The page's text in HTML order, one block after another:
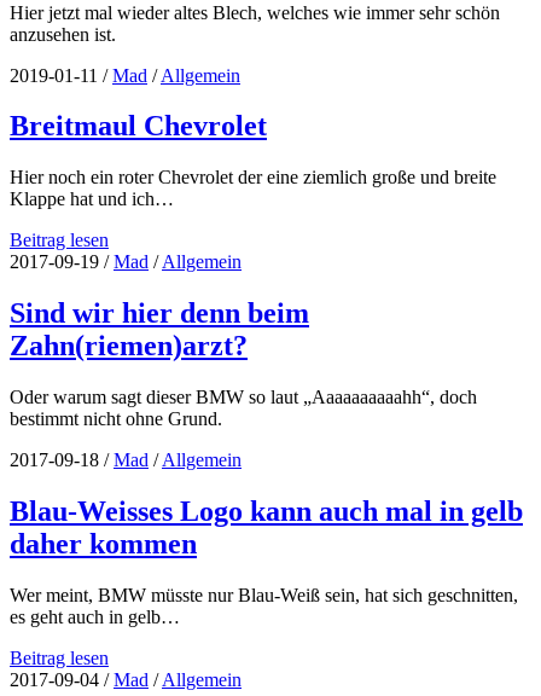
Hier jetzt mal wieder altes Blech, welches wie immer sehr schön
anzusehen ist.
2019-01-11 /Mad /Allgemein
Breitmaul Chevrolet
Hier noch ein roter Chevrolet der eine ziemlich große und breite
Klappe hat und ich…
Beitrag lesen
Chevrolet
2017-09-19 /Mad /Allgemein
Sind wir hier denn beim
Zahn(riemen)arzt?
Oder warum sagt dieser BMW so laut „Aaaaaaaaaahh“, doch
bestimmt nicht ohne Grund.
2017-09-18 /Mad /Allgemein
Blau-Weisses Logo kann auch mal in gelb
daher kommen
Wer meint, BMW müsste nur Blau-Weiß sein, hat sich geschnitten,
es geht auch in gelb…
Beitrag lesen
Weisses
2017-09-04 /Mad /Allgemein